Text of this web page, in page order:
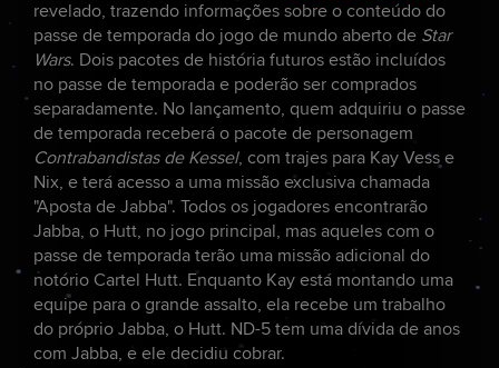
revelado, trazendo informações sobre o conteúdo do
passe de temporada do jogo de mundo aberto de Star
Wars. Dois pacotes de história futuros estão incluídos
no passe de temporada e poderão ser comprados
separadamente. No lançamento, quem adquiriu o passe
de temporada receberá o pacote de personagem
Contrabandistas de Kessel, com trajes para Kay Vess e
Nix, e terá acesso a uma missão exclusiva chamada
"Aposta de Jabba". Todos os jogadores encontrarão
Jabba, o Hutt, no jogo principal, mas aqueles com o
passe de temporada terão uma missão adicional do
notório Cartel Hutt. Enquanto Kay está montando uma
equipe para o grande assalto, ela recebe um trabalho
do próprio Jabba, o Hutt. ND-5 tem uma dívida de anos
com Jabba, e ele decidiu cobrar.